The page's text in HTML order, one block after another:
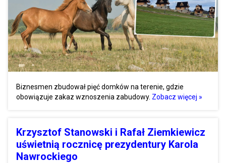
Biznesmen zbudował pięć domków na terenie, gdzie
obowiązuje zakaz wznoszenia zabudowy. Zobacz więcej »
Krzysztof Stanowski i Rafał Ziemkiewicz
uświetnią rocznicę prezydentury Karola
Nawrockiego